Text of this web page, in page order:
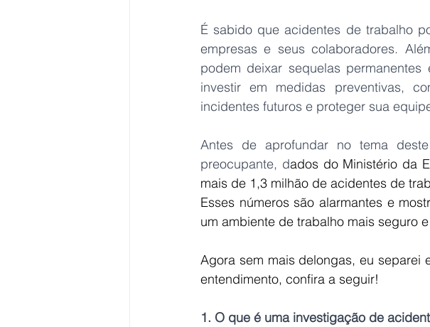
É sabido que acidentes de trabalho
empresas e seus colaboradores.
podem deixar sequelas
investir em medidas preventivas,
incidentes futuros e proteger sua
Antes de aprofundar no tema
preocupante, dados do Ministério da
mais de 1,3 milhão de acidentes de
Esses números são alarmantes e
um ambiente de trabalho mais seguro
Agora sem mais delongas, eu separei
entendimento, confira a seguir!
1. O que é uma investigação de